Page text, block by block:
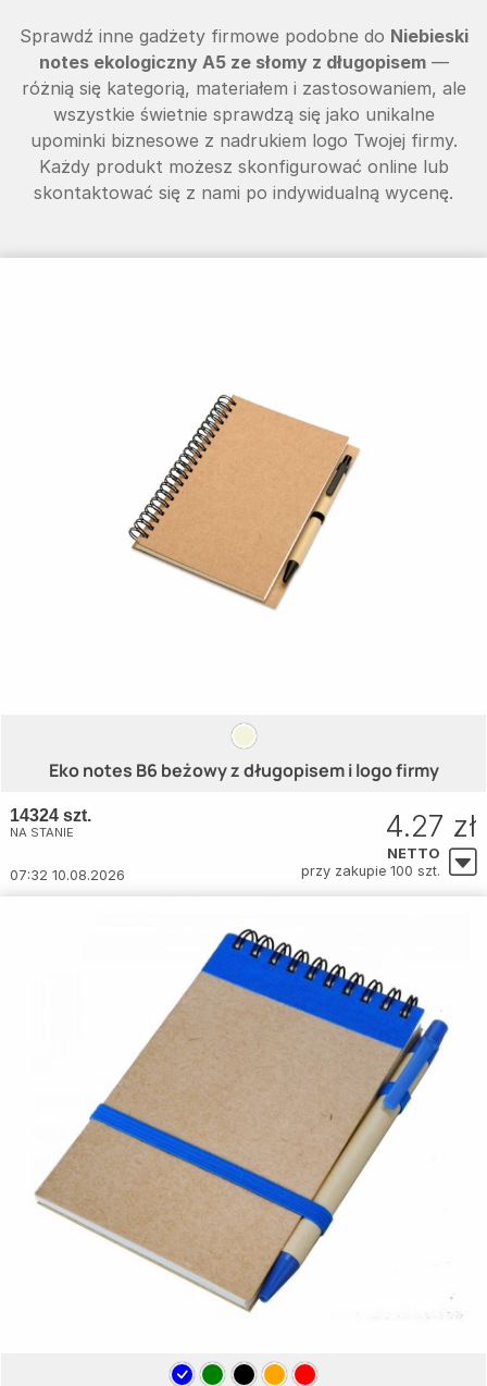
Sprawdź inne gadżety firmowe podobne do Niebieski
notes ekologiczny A5 ze słomy z długopisem—
różnią się kategorią, materiałem i zastosowaniem, ale
wszystkie świetnie sprawdzą się jako unikalne
upominki biznesowe z nadrukiem logo Twojej firmy.
Każdy produkt możesz skonfigurować online lub
skontaktować się z nami po indywidualną wycenę.
Eko notes B6 beżowy z długopisem i logo firmy
14324 szt.
NA STANIE
07:32 10.08.2026
4.27 zł
NETTO
przy zakupie 100 szt.